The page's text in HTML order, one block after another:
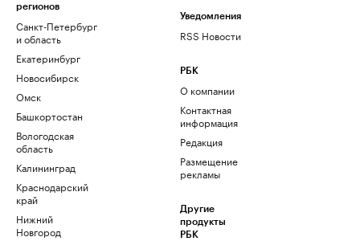
регионов
Санкт-Петербург
и область
Екатеринбург
Новосибирск
Омск
Башкортостан
Вологодская
область
Калининград
Краснодарский
край
Нижний
Новгород
Уведомления
RSS Новости
РБК
О компании
Контактная
информация
Редакция
Размещение
рекламы
Другие
продукты
РБК